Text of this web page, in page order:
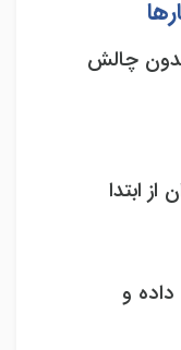
چالش
از ابتدا
داده و